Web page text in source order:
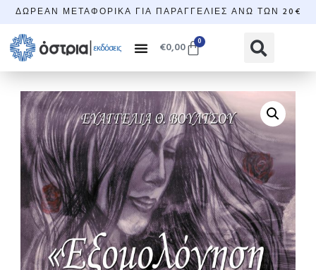
ΔΩΡΕΆΝ ΜΕΤΑΦΟΡΙΚΆ ΓΙΑ ΠΑΡΑΓΓΕΛΊΕΣ ΆΝΩ ΤΩΝ 20€
€0,00 0